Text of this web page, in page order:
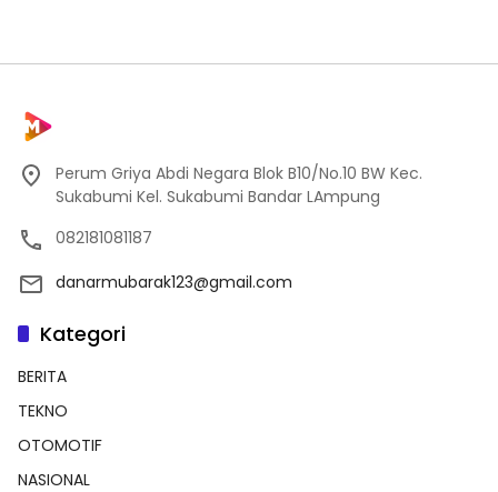
Perum Griya Abdi Negara Blok B10/No.10 BW Kec.
Sukabumi Kel. Sukabumi Bandar LAmpung
082181081187
danarmubarak123@gmail.com
Kategori
BERITA
TEKNO
OTOMOTIF
NASIONAL